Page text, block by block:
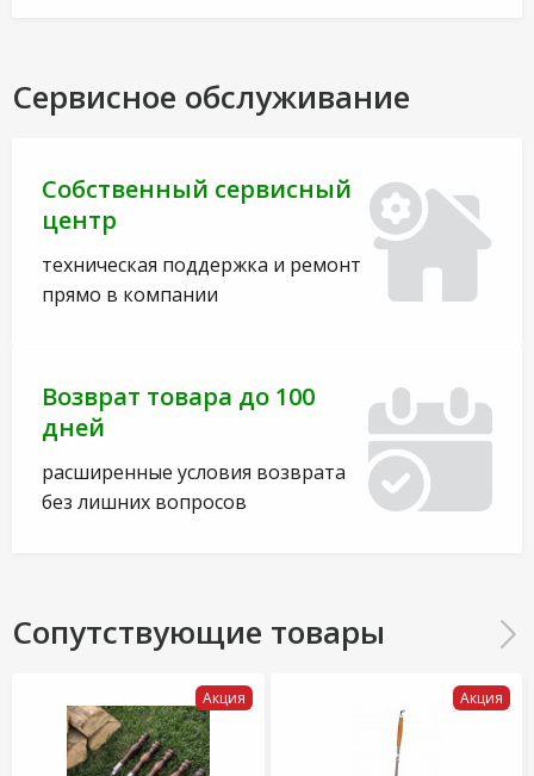
Сервисное обслуживание
Собственный сервисный
центр
техническая поддержка и ремонт
прямо в компании
Возврат товара до 100
дней
расширенные условия возврата
без лишних вопросов
Сопутствующие товары
Акция Акция